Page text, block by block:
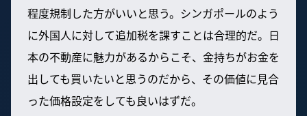
程度規制した方がいいと思う。シンガポールのよう
に外国人に対して追加税を課すことは合理的だ。日
本の不動産に魅力があるからこそ、金持ちがお金を
出しても買いたいと思うのだから、その価値に見合
った価格設定をしても良いはずだ。